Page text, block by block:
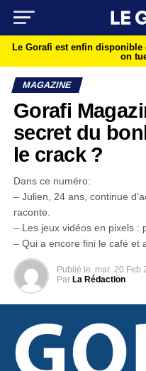
Le Gorafi est enfin
on
MAGAZINE
Gorafi
secret du
le crack ?
Dans ce numéro:
– Julien, 24 ans, continue
raconte.
– Les jeux vidéos en pixels :
– Qui a encore fini le café et
Publié le mar 20 Feb
Par La Rédaction